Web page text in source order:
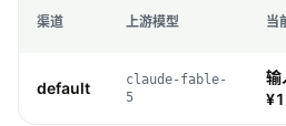
渠道 上游模型 当
default
claude-fable-
5
输